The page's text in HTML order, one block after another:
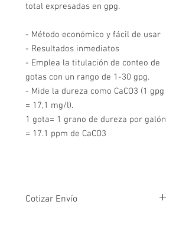
total expresadas en gpg.
- Método económico y fácil de usar
- Resultados inmediatos
- Emplea la titulación de conteo de
gotas con un rango de 1-30 gpg.
- Mide la dureza como CaCO3 (1 gpg
= 17,1 mg/l).
1 gota= 1 grano de dureza por galón
= 17.1 ppm de CaCO3
Cotizar Envío